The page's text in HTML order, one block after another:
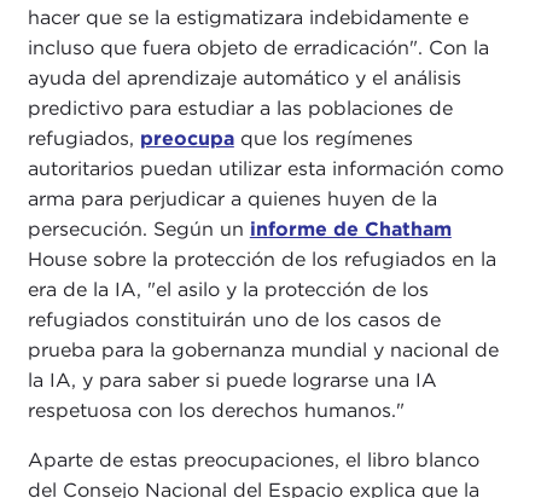
hacer que se la estigmatizara indebidamente e
incluso que fuera objeto de erradicación". Con la
ayuda del aprendizaje automático y el análisis
predictivo para estudiar a las poblaciones de
refugiados, preocupaque los regímenes
autoritarios puedan utilizar esta información como
arma para perjudicar a quienes huyen de la
persecución. Según un informe de Chatham
House sobre la protección de los refugiados en la
era de la IA, "el asilo y la protección de los
refugiados constituirán uno de los casos de
prueba para la gobernanza mundial y nacional de
la IA, y para saber si puede lograrse una IA
respetuosa con los derechos humanos."
Aparte de estas preocupaciones, el libro blanco
del Consejo Nacional del Espacio explica que la